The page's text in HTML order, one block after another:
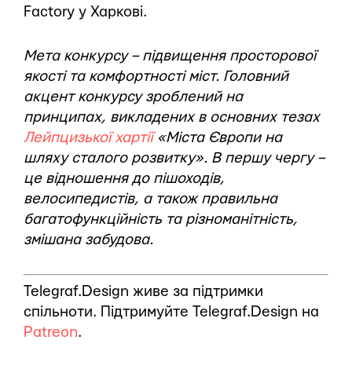
Factory у Харкові.
Мета конкурсу – підвищення просторової
якості та комфортності міст. Головний
акцент конкурсу зроблений на
принципах, викладених в основних тезах
Лейпцизької хартії«Міста Європи на
шляху сталого розвитку». В першу чергу –
це відношення до пішоходів,
велосипедистів, а також правильна
багатофункційність та різноманітність,
змішана забудова.
Telegraf.Design живе за підтримки
спільноти. Підтримуйте Telegraf.Design на
Patreon.